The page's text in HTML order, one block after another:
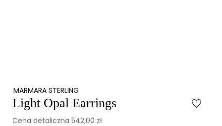
MARMARA STERLING
Light Opal Earrings
Cena detaliczna 542,00 zł